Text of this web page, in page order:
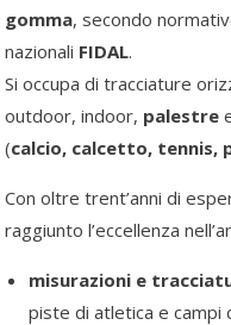
gomma, secondo
nazionali FIDAL.
Si occupa di tracciature
outdoor, indoor, palestre
(calcio, calcetto, tennis,
Con oltre trent’anni di
raggiunto l’eccellenza
misurazioni e
piste di atletica e campi